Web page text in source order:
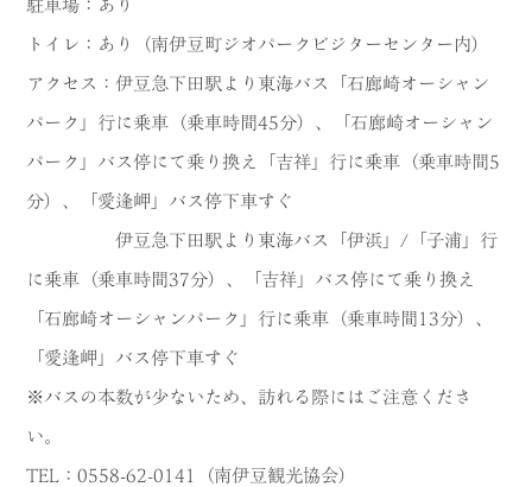
駐車場：あり
トイレ：あり（南伊豆町ジオパークビジターセンター内）
アクセス：伊豆急下田駅より東海バス「石廊崎オーシャン
パーク」行に乗車（乗車時間45分）、「石廊崎オーシャン
パーク」バス停にて乗り換え「吉祥」行に乗車（乗車時間5
分）、「愛逢岬」バス停下車すぐ
伊豆急下田駅より東海バス「伊浜」/「子浦」行
に乗車（乗車時間37分）、「吉祥」バス停にて乗り換え
「石廊崎オーシャンパーク」行に乗車（乗車時間13分）、
「愛逢岬」バス停下車すぐ
※バスの本数が少ないため、訪れる際にはご注意くださ
い。
TEL：0558-62-0141（南伊豆観光協会）